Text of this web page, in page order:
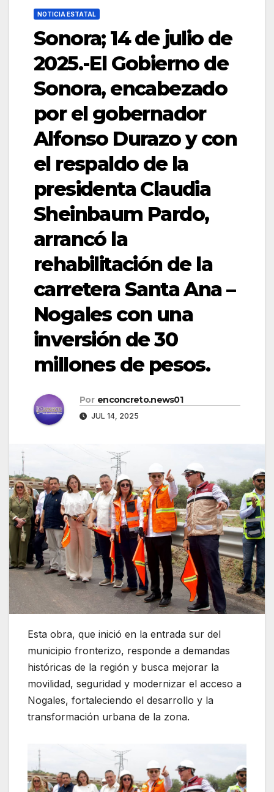
NOTICIA ESTATAL
Sonora; 14 de julio de
2025.-El Gobierno de
Sonora, encabezado
por el gobernador
Alfonso Durazo y con
el respaldo de la
presidenta Claudia
Sheinbaum Pardo,
arrancó la
rehabilitación de la
carretera Santa Ana –
Nogales con una
inversión de 30
millones de pesos.
Por enconcreto.news01
JUL 14, 2025
Esta obra, que inició en la entrada sur del
municipio fronterizo, responde a demandas
históricas de la región y busca mejorar la
movilidad, seguridad y modernizar el acceso a
Nogales, fortaleciendo el desarrollo y la
transformación urbana de la zona.